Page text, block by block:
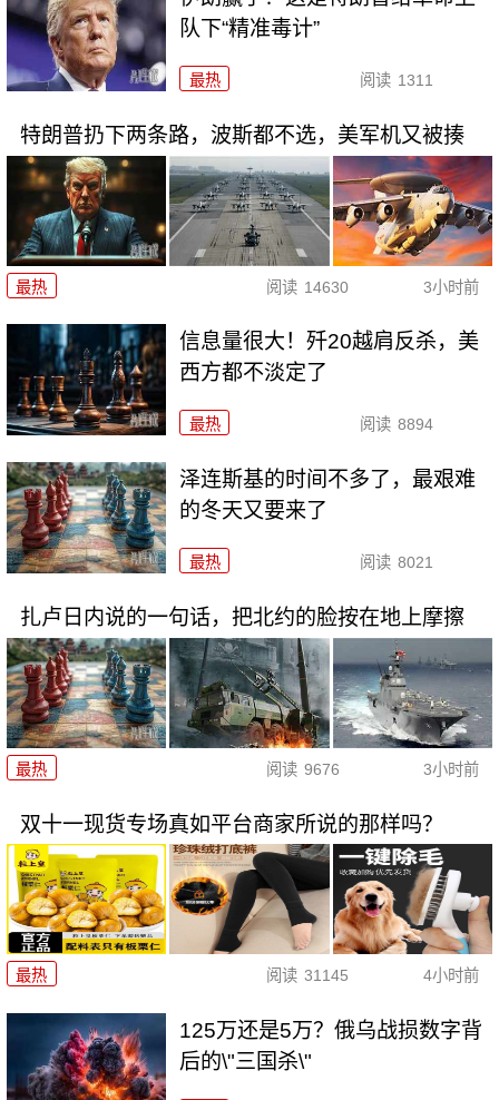
队下“精准毒计”
最热 阅读 1311
特朗普扔下两条路，波斯都不选，美军机又被揍
最热 阅读 14630 3小时前
信息量很大！歼20越肩反杀，美
西方都不淡定了
最热 阅读 8894
泽连斯基的时间不多了，最艰难
的冬天又要来了
最热 阅读 8021
扎卢日内说的一句话，把北约的脸按在地上摩擦
最热 阅读 9676 3小时前
双十一现货专场真如平台商家所说的那样吗？
最热 阅读 31145 4小时前
125万还是5万？俄乌战损数字背
后的\"三国杀\"